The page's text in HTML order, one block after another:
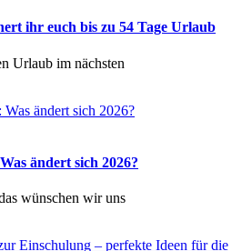
ihr euch bis zu 54 Tage Urlaub
Urlaub im nächsten
ändert sich 2026?
wünschen wir uns